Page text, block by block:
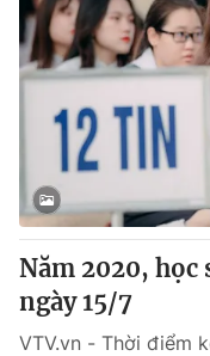
Năm 2020,
ngày 15/7
VTV.vn - Thời điểm